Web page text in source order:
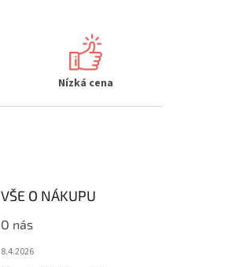
Nízká cena
VŠE O NÁKUPU
O nás
8.4.2026